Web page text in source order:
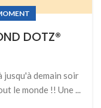
DOTZ®
demain soir
le monde !! Une ...